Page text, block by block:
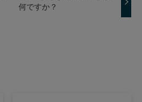
何ですか？